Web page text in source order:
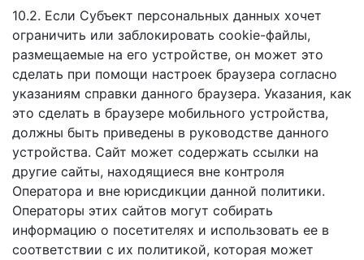
10.2. Если Субъект персональных данных хочет
ограничить или заблокировать cookie-файлы,
размещаемые на его устройстве, он может это
сделать при помощи настроек браузера согласно
указаниям справки данного браузера. Указания, как
это сделать в браузере мобильного устройства,
должны быть приведены в руководстве данного
устройства. Сайт может содержать ссылки на
другие сайты, находящиеся вне контроля
Оператора и вне юрисдикции данной политики.
Операторы этих сайтов могут собирать
информацию о посетителях и использовать ее в
соответствии с их политикой, которая может